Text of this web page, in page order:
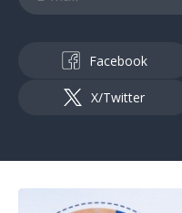
Facebook
X/Twitter